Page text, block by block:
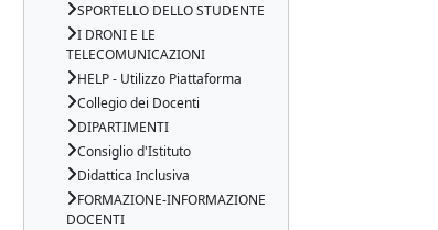
SPORTELLO DELLO STUDENTE
I DRONI E LE
TELECOMUNICAZIONI
HELP - Utilizzo Piattaforma
Collegio dei Docenti
DIPARTIMENTI
Consiglio d'Istituto
Didattica Inclusiva
FORMAZIONE-INFORMAZIONE
DOCENTI